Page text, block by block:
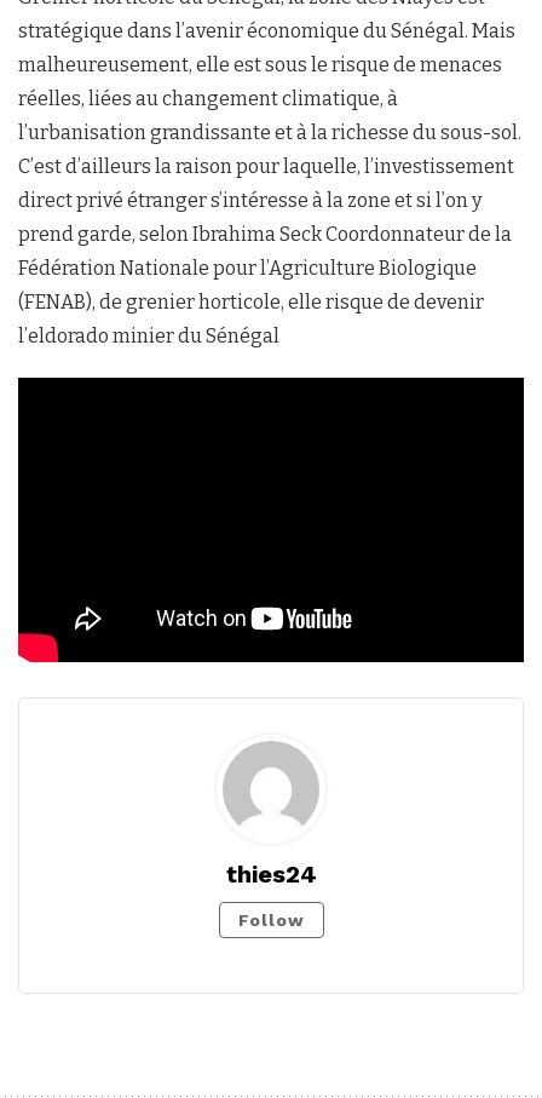
stratégique dans l’avenir économique du Sénégal. Mais
malheureusement, elle est sous le risque de menaces
réelles, liées au changement climatique, à
l’urbanisation grandissante et à la richesse du sous-sol.
C’est d’ailleurs la raison pour laquelle, l’investissement
direct privé étranger s’intéresse à la zone et si l’on y
prend garde, selon Ibrahima Seck Coordonnateur de la
Fédération Nationale pour l’Agriculture Biologique
(FENAB), de grenier horticole, elle risque de devenir
l’eldorado minier du Sénégal
thies24
Follow